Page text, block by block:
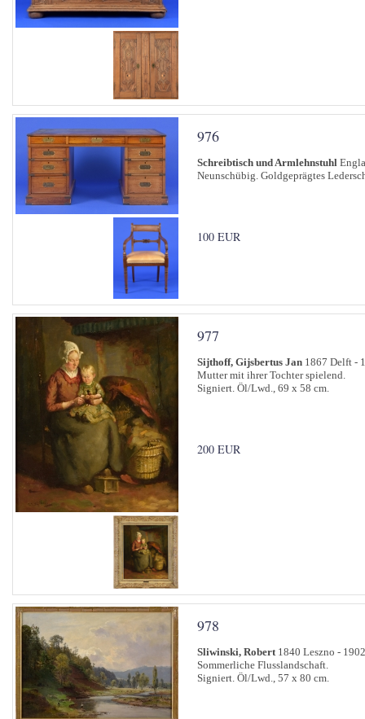
976
Schreibtisch und Armlehnstuhl
Neunschübig. Goldgeprägtes
100 EUR
977
Sijthoff, Gijsbertus Jan 1867 Delft -
Mutter mit ihrer Tochter spielend.
Signiert. Öl/Lwd., 69 x 58 cm.
200 EUR
978
Sliwinski, Robert1840 Leszno -
Sommerliche Flusslandschaft.
Signiert. Öl/Lwd., 57 x 80 cm.